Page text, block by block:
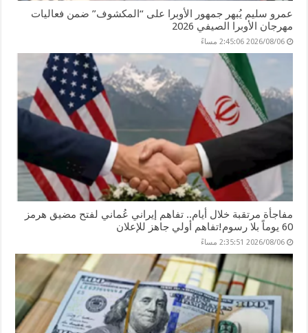
عمرو سليم يُبهر جمهور الأوبرا على “المكشوف” ضمن فعاليات
مهرجان الأوبرا الصيفي 2026
2026/08/06 2:45:06 مساءً
مفاجأة مرتقبة خلال أيام.. تفاهم إيراني عُماني لفتح مضيق هرمز
60 يوماً بلا رسوم!تفاهم أولي جاهز للإعلان
2026/08/06 2:35:51 مساءً